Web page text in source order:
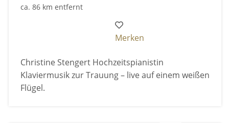
ca. 86 km entfernt
Merken
Christine Stengert Hochzeitspianistin
Klaviermusik zur Trauung – live auf einem weißen
Flügel.